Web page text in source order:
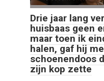
Drie jaar lang
huisbaas geen
maar toen ik
halen, gaf hij
schoenendoos
zijn kop zette